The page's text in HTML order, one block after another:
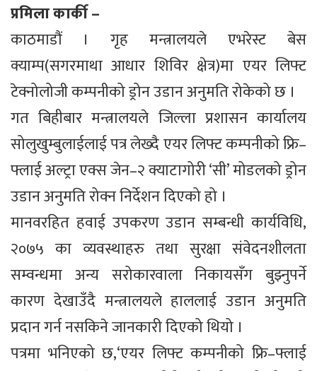
प्रमिला कार्की –
काठमाडौं । गृह मन्त्रालयले एभरेस्ट बेस
क्याम्प(सगरमाथा आधार शिविर क्षेत्र)मा एयर लिफ्ट
टेक्नोलोजी कम्पनीको ड्रोन उडान अनुमति रोकेको छ ।
गत बिहीबार मन्त्रालयले जिल्ला प्रशासन कार्यालय
सोलुखुम्बुलाईलाई पत्र लेख्दै एयर लिफ्ट कम्पनीको फ्रि–
फ्लाई अल्ट्रा एक्स जेन–२ क्याटागोरी ‘सी’ मोडलको ड्रोन
उडान अनुमति रोक्न निर्देशन दिएको हो ।
मानवरहित हवाई उपकरण उडान सम्बन्धी कार्यविधि,
२०७५ का व्यवस्थाहरु तथा सुरक्षा संवेदनशीलता
सम्वन्धमा अन्य सरोकारवाला निकायसँग बुझ्नुपर्ने
कारण देखाउँदै मन्त्रालयले हाललाई उडान अनुमति
प्रदान गर्न नसकिने जानकारी दिएको थियो ।
पत्रमा भनिएको छ,‘एयर लिफ्ट कम्पनीको फ्रि–फ्लाई